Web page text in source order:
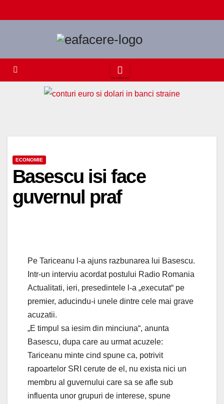
to
ECONOMIE
Basescu isi face
guvernul praf
Pe Tariceanu l-a ajuns razbunarea lui Basescu.
Intr-un interviu acordat postului Radio Romania
Actualitati, ieri, presedintele l-a „executat“ pe
premier, aducindu-i unele dintre cele mai grave
acuzatii.
„E timpul sa iesim din minciuna“, anunta
Basescu, dupa care au urmat acuzele:
Tariceanu minte cind spune ca, potrivit
rapoartelor SRI cerute de el, nu exista nici un
membru al guvernului care sa se afle sub
influenta unor grupuri de interese, spune